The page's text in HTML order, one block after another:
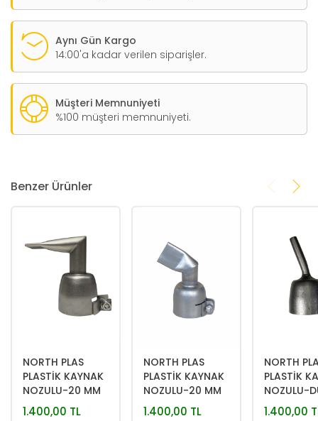
Aynı Gün Kargo
14:00'a kadar verilen siparişler.
Müşteri Memnuniyeti
%100 müşteri memnuniyeti.
Benzer Ürünler
NORTH PLAS
PLASTİK KAYNAK
NOZULU-20 MM
90° YASSI NOZUL
1.400,00 TL
NORTH PLAS
PLASTİK KAYNAK
NOZULU-20 MM
30° YASSI NOZUL
1.400,00 TL
NORTH
PLASTİK
NOZULU-
NOZUL
1.400,00